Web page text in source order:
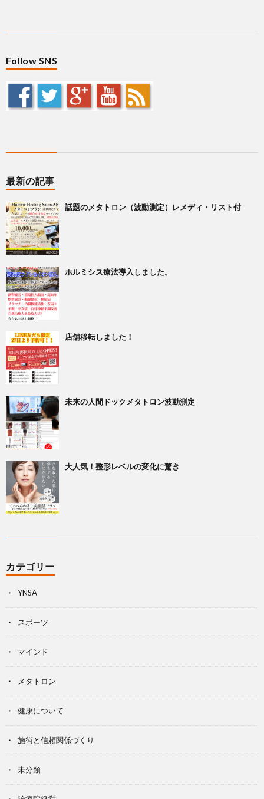
Follow SNS
最新の記事
話題のメタトロン（波動測定）レメディ・リスト付
ホルミシス療法導入しました。
店舗移転しました！
未来の人間ドックメタトロン波動測定
大人気！整形レベルの変化に驚き
カテゴリー
YNSA
スポーツ
マインド
メタトロン
健康について
施術と信頼関係づくり
未分類